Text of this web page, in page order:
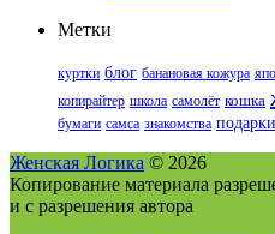
Метки
куртки блог банановая кожура
копирайтер школа самолёт кошка
бумаги самса знакомства подарки
Женская Логика © 2026
Копирование материала
и с разрешения автора